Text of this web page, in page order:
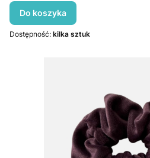
Do koszyka
Dostępność: kilka sztuk